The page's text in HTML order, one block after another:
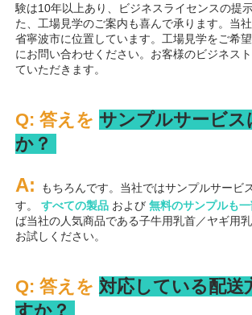
験は10年以上あり、ビジネスライセンスの提
た、工場見学のご案内も喜んで承ります。当
省寧波市に位置しています。工場見学をご希
にお問い合わせください。お客様のビジネス
ていただきます。
Q: 答えを サンプルサービ
か？
A:
もちろんです。当社ではサンプルサービ
す。 すべての製品 および 無料のサンプルも
ば当社の人気商品である子牛用乳首／ヤギ用
お試しください。
Q: 答えを 対応している配送
すか？